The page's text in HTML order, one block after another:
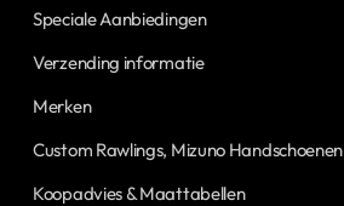
Speciale Aanbiedingen
Verzending informatie
Merken
Custom Rawlings, Mizuno Handschoenen
Koopadvies & Maattabellen